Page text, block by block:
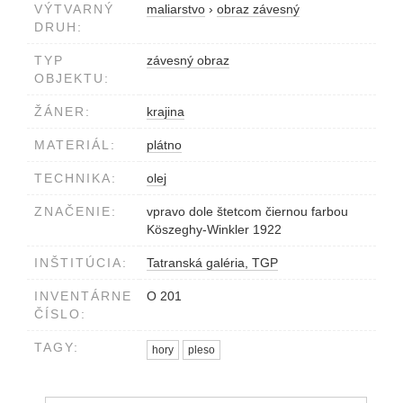
VÝTVARNÝ
DRUH:
maliarstvo › obraz závesný
TYP
OBJEKTU:
závesný obraz
ŽÁNER: krajina
MATERIÁL: plátno
TECHNIKA: olej
ZNAČENIE:
vpravo dole štetcom čiernou farbou
Köszeghy-Winkler 1922
INŠTITÚCIA: Tatranská galéria, TGP
INVENTÁRNE
ČÍSLO:
O 201
TAGY: hory pleso